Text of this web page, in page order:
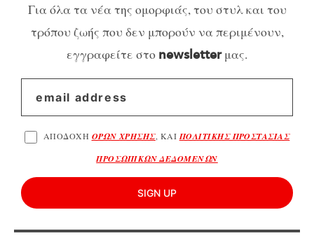
Για όλα τα νέα της ομορφιάς, του στυλ και του
τρόπου ζωής που δεν μπορούν να περιμένουν,
εγγραφείτε στο newsletterμας.
ΑΠΟΔΟΧΗ ΟΡΩΝ ΧΡΗΣΗΣ, ΚΑΙ ΠΟΛΙΤΙΚΗΣ ΠΡΟΣΤΑΣΙΑΣ
ΠΡΟΣΩΠΙΚΩΝ ΔΕΔΟΜΕΝΩΝ
SIGN UP